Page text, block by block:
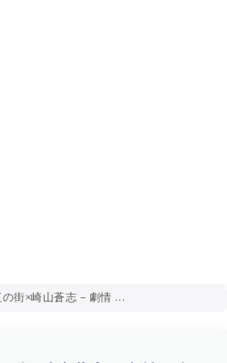
クジラ夜の街×崎山蒼志 – 劇情 歌詞 ( Lyrics)